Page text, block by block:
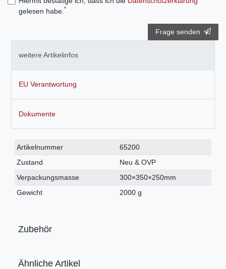
gelesen habe. *
Frage senden
weitere Artikelinfos
EU Verantwortung
Dokumente
Technisches
Merkmal
Wert
Artikelnummer
65200
Zustand
Neu & OVP
Verpackungsmasse
300×350×250mm
Gewicht
2000 g
Zubehör
Ähnliche Artikel